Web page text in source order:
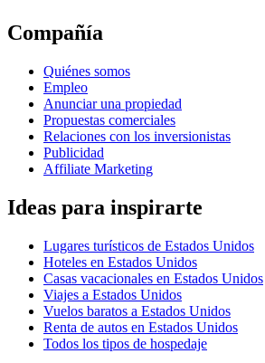
Compañía
Quiénes somos
Empleo
Anunciar una propiedad
Propuestas comerciales
Relaciones con los inversionistas
Publicidad
Affiliate Marketing
Ideas para inspirarte
Lugares turísticos de Estados Unidos
Hoteles en Estados Unidos
Casas vacacionales en Estados Unidos
Viajes a Estados Unidos
Vuelos baratos a Estados Unidos
Renta de autos en Estados Unidos
Todos los tipos de hospedaje